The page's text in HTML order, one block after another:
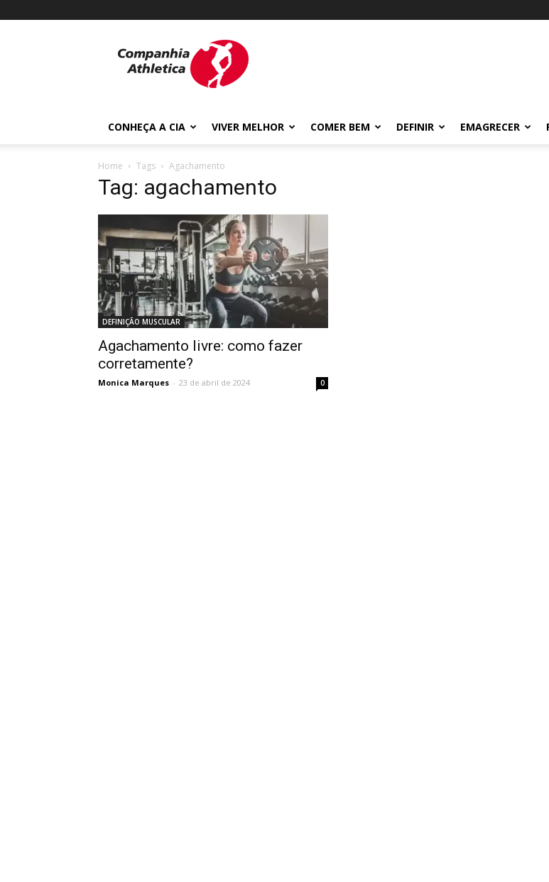
Athletica
CONHEÇA A CIA VIVER MELHOR COMER BEM DEFINIR EMAGRECER
Home Tags Agachamento
Tag: agachamento
DEFINIÇÃO MUSCULAR
Agachamento livre: como fazer
corretamente?
Monica Marques - 23 de abril de 2024 0